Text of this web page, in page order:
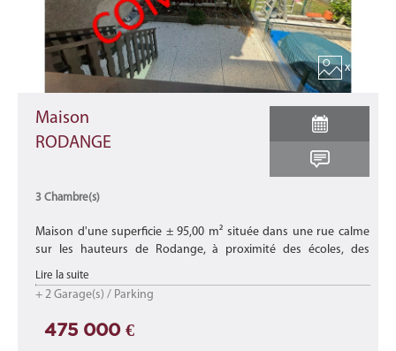
x 14
Maison
RODANGE
3 Chambre(s)
Maison d'une superficie ± 95,00 m² située dans une rue calme
sur les hauteurs de Rodange, à proximité des écoles, des
commerces et de toutes les commodités. Elle offre à ses
occupants un cadre ...
Lire la suite
+ 2 Garage(s) / Parking
475 000 €